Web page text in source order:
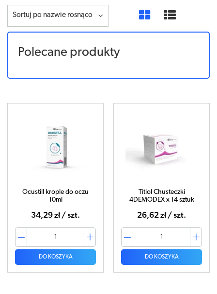
Sortuj po nazwie rosnąco
Polecane produkty
Ocustill krople do oczu
10ml
34,29 zł / szt.
DO KOSZYKA
Titiol Chusteczki
4DEMODEX x 14 sztuk
26,62 zł / szt.
DO KOSZYKA